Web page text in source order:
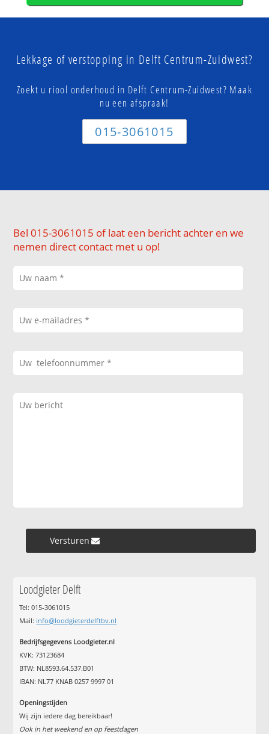
Lekkage of verstopping in Delft Centrum-Zuidwest?
Zoekt u riool onderhoud in Delft Centrum-Zuidwest? Maak
nu een afspraak!
015-3061015
Bel 015-3061015 of laat een bericht achter en we
nemen direct contact met u op!
Versturen »
Loodgieter Delft
Tel: 015-3061015
Mail: info@loodgieterdelftbv.nl
Bedrijfsgegevens Loodgieter.nl
KVK: 73123684
BTW: NL8593.64.537.B01
IBAN: NL77 KNAB 0257 9997 01
Openingstijden
Wij zijn iedere dag bereikbaar!
Ook in het weekend en op feestdagen